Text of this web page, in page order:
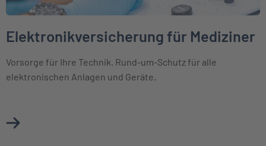
Elektronikversicherung für Mediziner
Vorsorge für Ihre Technik. Rund-um-Schutz für alle
elektronischen Anlagen und Geräte.
Mehr über Elektronikversicherung für Mediziner erfahren